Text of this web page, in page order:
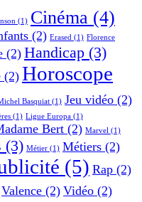
(1) Cinéma (4)
(2) Erased (1) Florence
(2) Handicap (3)
(2) Horoscope
Basquiat (1) Jeu vidéo (2)
(1) Ligue Europa (1)
Bert (2) Marvel (1)
(3) Métier (1) Métiers (2)
(5) Rap (2)
Valence (2) Vidéo (2)